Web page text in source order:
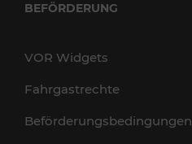
BEFÖRDERUNG
VOR Widgets
Fahrgastrechte
Beförderungsbedingungen